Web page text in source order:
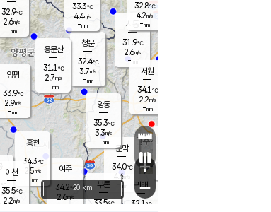
문막
34.0℃
4.6m/s
mm
부론
33.5℃
청운
32.4℃
3.7m/s
-mm
33.3℃
4.4m/s
-mm
여주
34.2℃
2.6m/s
양동
35.3℃
3.3m/s
-mm
32.9℃
2.6m/s
-mm
흥천
34.3℃
2.5m/s
-mm
m/s
시동
31.9℃
2.6m/s
- mm
귀래
32.1 ℃
서원
34.1℃
2.2m/s
-mm
용문산
31.1℃
2.7m/s
-mm
32.8℃
4.2m/s
-mm
이천
35.5℃
2.2m/s
양평
33.9℃
2.9m/s
-mm
+
−
20 km